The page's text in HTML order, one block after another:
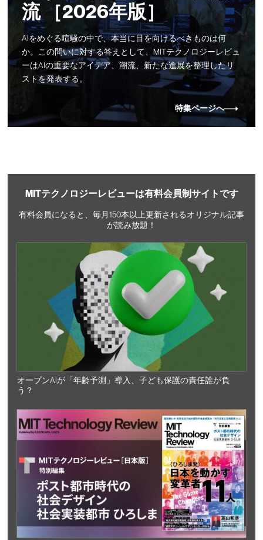
流 ［2026年版］
AIをめぐる喧騒の中で、本当に目を向けるべきものは何
か。この問いに対する答えとして、MITテクノロジーレビュ
ーはAIの重要なアイデア、潮流、新たな進展を整理したリ
ストを発表する。
特集ページへ
MITテクノロジーレビューは有料会員制サイトです
有料会員になると、毎月150本以上更新されるオリジナル記事
が読み放題！
オープンAIが「年齢予測」導入、子ども保護の責任誰が負
う？